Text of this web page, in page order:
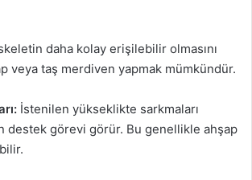
daha kolay erişilebilir olmasını
veya taş merdiven yapmak mümkündür.
İstenilen yükseklikte sarkmaları
destek görevi görür. Bu genellikle ahşap